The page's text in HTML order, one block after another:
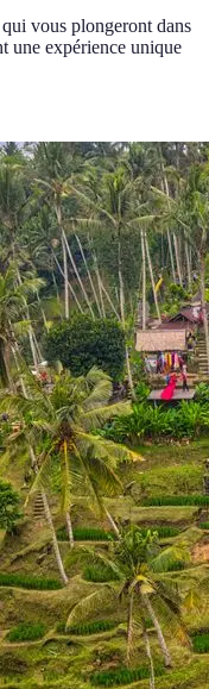
vous plongeront dans
une expérience unique